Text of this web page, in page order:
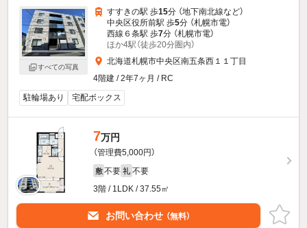
すべての写真
すすきの駅 歩15分 （地下南北線など）
中央区役所前駅 歩5分 （札幌市電）
西線６条駅 歩7分 （札幌市電）
ほか4駅（徒歩20分圏内）
北海道札幌市中央区南五条西１１丁目
4階建 / 2年7ヶ月 / RC
駐輪場あり
宅配ボックス
7万円
（管理費5,000円）
敷 不要 礼 不要
3階 / 1LDK / 37.55㎡
お問い合わせ （無料）